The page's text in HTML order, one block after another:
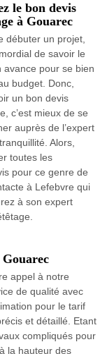
le bon devis
à Gouarec
débuter un projet,
de savoir le
avance pour se bien
budget. Donc,
un bon devis
c’est mieux de se
auprès de l’expert
Alors,
toutes les
pour ce genre de
à Lefebvre qui
à son expert
appel à notre
de qualité avec
pour le tarif
et détaillé. Etant
compliqués pour
la hauteur des